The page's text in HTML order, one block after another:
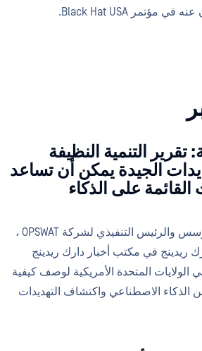
تقرير التنمية النظيفة
الجيدة يمكن أن تساعد
على الذكاء
ينضم بيني كزارني، المؤسس والرئيس التنفيذي لشركة OPSWAT ،
ريدينج في مكتب أخبار دارك ريدينج
المتحدة الأمريكية لوصف كيفية
الاصطناعي واكتشاف التهديدات